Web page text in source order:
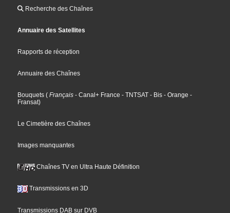
Recherche des Chaînes
Annuaire des Satellites
Rapports de réception
Annuaire des Chaînes
Bouquets ( Français - Canal+ France - TNTSAT - Bis - Orange -
Fransat)
Le Cimetière des Chaînes
Images manquantes
Chaînes TV en Ultra Haute Définition
Transmissions en 3D
Transmissions DAB sur DVB